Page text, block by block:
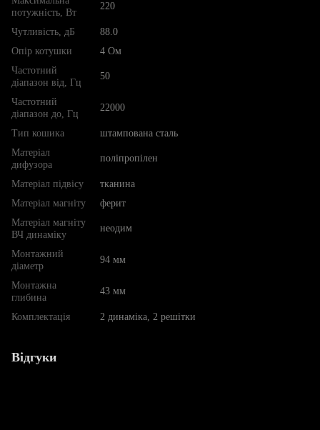
потужність, Вт
220
Чутливість, дБ
88.0
Опір котушки
4 Ом
Частотний
діапазон від, Гц
50
Частотний
діапазон до, Гц
22000
Тип кошика
штампована сталь
Матеріал
дифузора
поліпропілен
Матеріал підвісу
тканина
Матеріал магніту
ферит
Матеріал магніту
ВЧ динаміку
неодим
Монтажний
діаметр
94 мм
Монтажна
глибина
43 мм
Комплектація 2 динаміка, 2 решітки
Відгуки